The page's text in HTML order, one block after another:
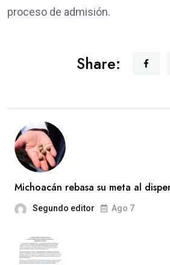
proceso de admisión.
Share:
Michoacán rebasa su meta al
Segundo editor Ago 7